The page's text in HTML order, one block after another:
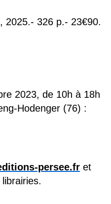
2025.- 326 p.- 23€90.
2023, de 10h à 18h
Hodenger (76) :
persee.fr et